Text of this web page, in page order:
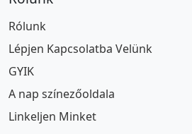
Rólunk
Lépjen Kapcsolatba Velünk
GYIK
A nap színezőoldala
Linkeljen Minket